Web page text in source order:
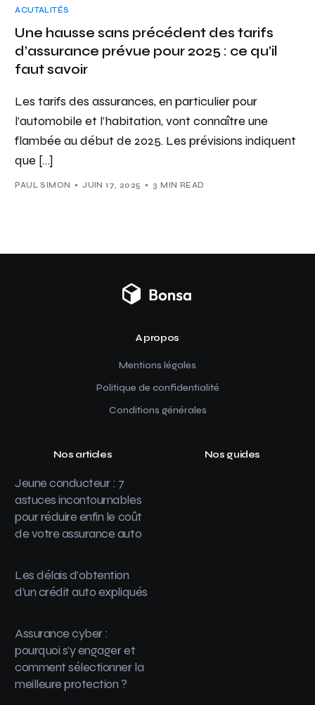
ACUTALITÉS
Une hausse sans précédent des tarifs
d’assurance prévue pour 2025 : ce qu’il
faut savoir
Les tarifs des assurances, en particulier pour
l’automobile et l’habitation, vont connaître une
flambée au début de 2025. Les prévisions indiquent
que […]
PAUL SIMON JUIN 17, 2025 3 MIN READ
A propos
Mentions légales
Politique de confidentialité
Conditions générales
Nos articles
Jeune conducteur : 7
astuces incontournables
pour réduire enfin le coût
de votre assurance auto
Les délais d’obtention
d’un crédit auto expliqués
Assurance cyber :
pourquoi s’y engager et
comment sélectionner la
meilleure protection ?
Nos guides